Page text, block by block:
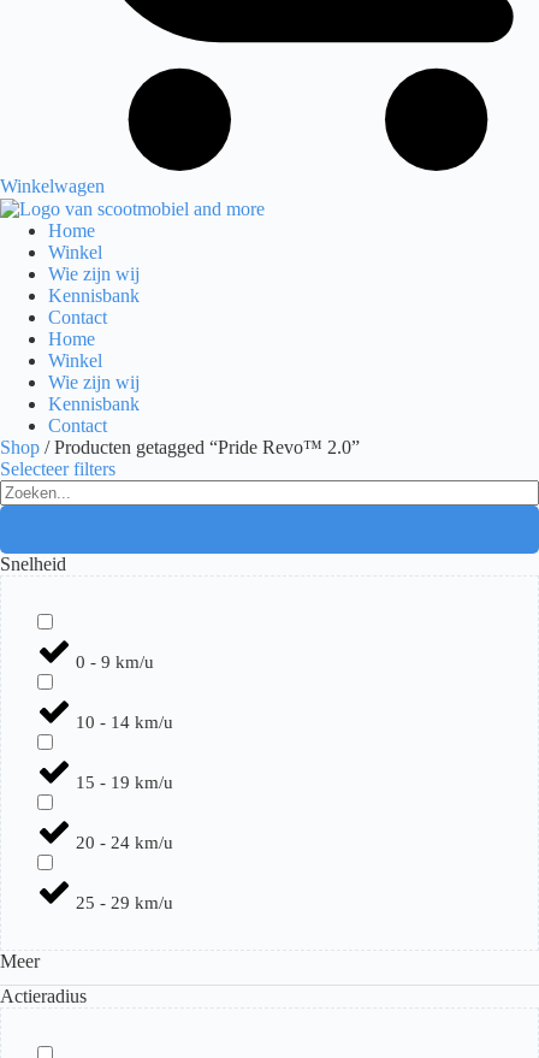
Winkelwagen
Home
Winkel
Wie zijn wij
Kennisbank
Contact
Home
Winkel
Wie zijn wij
Kennisbank
Contact
Shop / Producten getagged “Pride Revo™ 2.0”
Selecteer filters
Search
...
Snelheid
0 - 9 km/u
10 - 14 km/u
15 - 19 km/u
20 - 24 km/u
25 - 29 km/u
Meer
Actieradius